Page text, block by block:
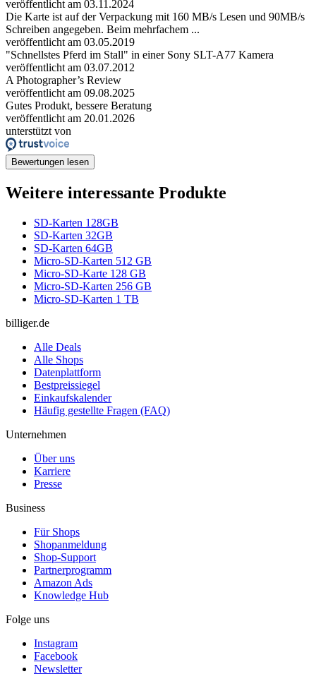
veröffentlicht am 03.11.2024
Die Karte ist auf der Verpackung mit 160 MB/s Lesen und 90MB/s
Schreiben angegeben. Beim mehrfachem ...
veröffentlicht am 03.05.2019
"Schnellstes Pferd im Stall" in einer Sony SLT-A77 Kamera
veröffentlicht am 03.07.2012
A Photographer’s Review
veröffentlicht am 09.08.2025
Gutes Produkt, bessere Beratung
veröffentlicht am 20.01.2026
unterstützt von
Bewertungen lesen
Weitere interessante Produkte
SD-Karten 128GB
SD-Karten 32GB
SD-Karten 64GB
Micro-SD-Karten 512 GB
Micro-SD-Karte 128 GB
Micro-SD-Karten 256 GB
Micro-SD-Karten 1 TB
billiger.de
Alle Deals
Alle Shops
Datenplattform
Bestpreissiegel
Einkaufskalender
Häufig gestellte Fragen (FAQ)
Unternehmen
Über uns
Karriere
Presse
Business
Für Shops
Shopanmeldung
Shop-Support
Partnerprogramm
Amazon Ads
Knowledge Hub
Folge uns
Instagram
Facebook
Newsletter